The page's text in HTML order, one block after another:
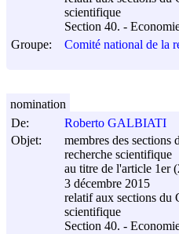
scientifique
Section 40. -
Groupe:
Comité national de la
De:
Roberto GALBIATI
Objet:
membres des sections
recherche scientifique
au titre de l'article 1er
3 décembre 2015
relatif aux sections du
scientifique
Section 40. -
nomination